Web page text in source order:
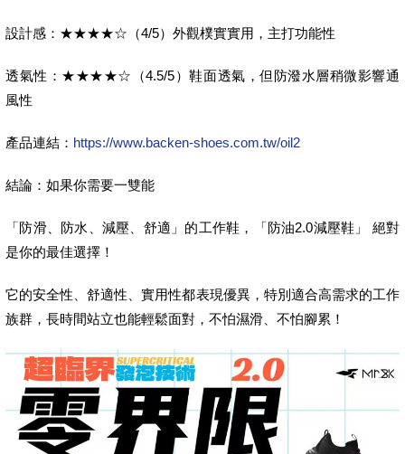
設計感：★★★★☆（4/5）外觀樸實實用，主打功能性
透氣性：★★★★☆（4.5/5）鞋面透氣，但防潑水層稍微影響通
風性
產品連結： https://www.backen-shoes.com.tw/oil2
結論：如果你需要一雙能
「防滑、防水、減壓、舒適」的工作鞋，「防油2.0減壓鞋」 絕對
是你的最佳選擇！
它的安全性、舒適性、實用性都表現優異，特別適合高需求的工作
族群，長時間站立也能輕鬆面對，不怕濕滑、不怕腳累！